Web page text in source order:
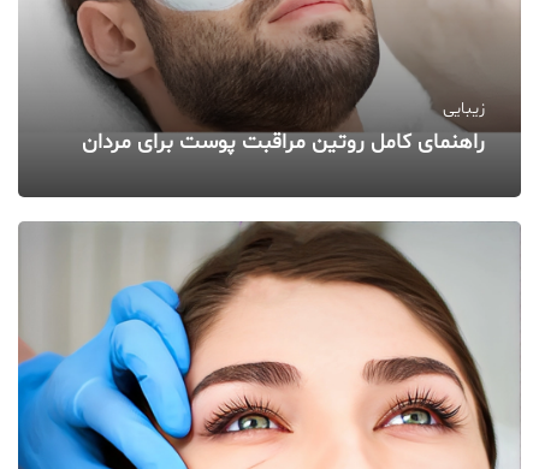
زیبایی
راهنمای کامل روتین مراقبت پوست برای مردان